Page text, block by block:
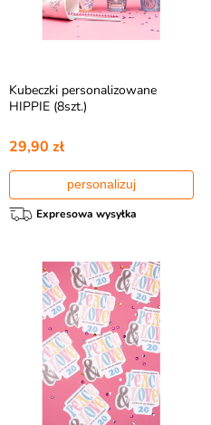
Kubeczki personalizowane
HIPPIE (8szt.)
29,90 zł
personalizuj
Expresowa wysyłka